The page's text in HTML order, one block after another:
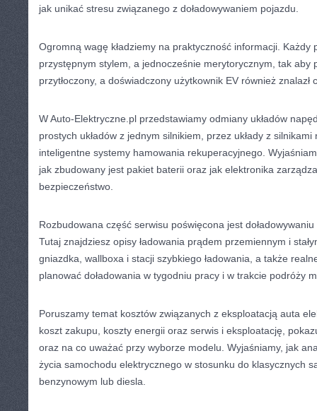
jak unikać stresu związanego z doładowywaniem pojazdu.
Ogromną wagę kładziemy na praktyczność informacji. Każdy
przystępnym stylem, a jednocześnie merytorycznym, tak aby
przytłoczony, a doświadczony użytkownik EV również znalazł
W Auto-Elektryczne.pl przedstawiamy odmiany układów
prostych układów z jednym silnikiem, przez układy z
inteligentne systemy hamowania rekuperacyjnego.
jak zbudowany jest pakiet baterii oraz jak elektronika
bezpieczeństwo.
Rozbudowana część serwisu poświęcona jest
Tutaj znajdziesz opisy ładowania prądem przemiennym i
gniazdka, wallboxa i stacji szybkiego ładowania, a także
planować doładowania w tygodniu pracy i w trakcie podróży
Poruszamy temat kosztów związanych z eksploatacją auta
koszt zakupu, koszty energii oraz serwis i eksploatację,
oraz na co uważać przy wyborze modelu. Wyjaśniamy, jak
życia samochodu elektrycznego w stosunku do klasycznych
benzynowym lub diesla.